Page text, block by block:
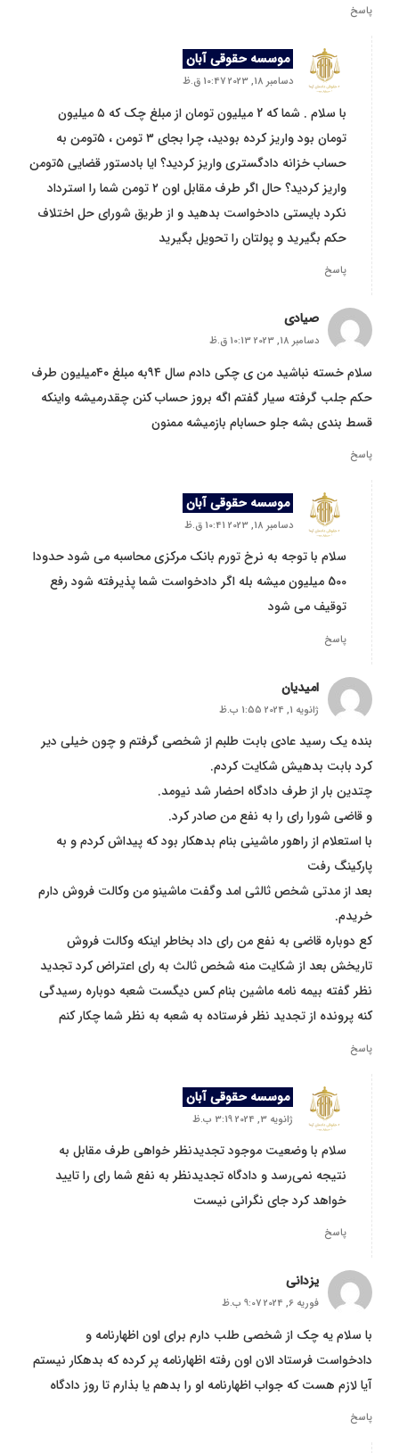
پاسخ
موسسه حقوقی آبان
دسامبر 18, 2023 10:47 ق.ظ
با سلام . شما که 2 میلیون تومان از مبلغ چک که ۵ میلیون
تومان بود واریز کرده بودید، چرا بجای ۳ تومن ، ۵تومن به
حساب خزانه دادگستری واریز کردید؟ ایا بادستور قضایی ۵تومن
واریز کردید؟ حال اگر طرف مقابل اون ۲ تومن شما را استرداد
نکرد بایستی دادخواست بدهید و از طریق شورای حل اختلاف
حکم بگیرید و پولتان را تحویل بگیرید
پاسخ
صیادی
دسامبر 18, 2023 10:13 ق.ظ
سلام خسته نباشید من ی چکی دادم سال ۹۴به مبلغ ۴۰میلیون طرف
حکم جلب گرفته سیار گفتم اگه بروز حساب کنن چقدرمیشه واینکه
قسط بندی بشه جلو حسابام بازمیشه ممنون
پاسخ
موسسه حقوقی آبان
دسامبر 18, 2023 10:41 ق.ظ
سلام با توجه به نرخ تورم بانک مرکزی محاسبه می شود حدودا
500 میلیون میشه بله اگر دادخواست شما پذیرفته شود رفع
توقیف می شود
پاسخ
امیدیان
ژانویه 1, 2024 1:55 ب.ظ
بنده یک رسید عادی بابت طلبم از شخصی گرفتم و چون خیلی دیر
کرد بابت بدهیش شکایت کردم.
چتدین بار از طرف دادگاه احضار شد نیومد.
و قاضی شورا رای را به نفع من صادر کرد.
با استعلام از راهور ماشینی بنام بدهکار بود که پیداش کردم و به
پارکینگ رفت
بعد از مدتی شخص ثالثی امد وگفت ماشینو من وکالت فروش دارم
خریدم.
کع دوباره قاضی به نفع من رای داد بخاطر اینکه وکالت فروش
تاریخش بعد از شکایت منه شخص ثالث به رای اعتراض کرد تجدید
نظر گفته بیمه نامه ماشین بنام کس دیگست شعبه دوباره رسیدگی
کنه پرونده از تجدید نظر فرستاده به شعبه به نظر شما چکار کنم
پاسخ
موسسه حقوقی آبان
ژانویه 3, 2024 3:19 ب.ظ
سلام با وضعیت موجود تجدیدنظر خواهی طرف مقابل به
نتیجه نمی‌رسد و دادگاه تجدیدنظر به نفع شما رای را تایید
خواهد کرد جای نگرانی نیست
پاسخ
یزدانی
فوریه 6, 2024 9:07 ب.ظ
با سلام یه چک از شخصی طلب دارم برای اون اظهارنامه و
دادخواست فرستاد الان اون رفته اظهارنامه پر کرده که بدهکار نیستم
آیا لازم هست که جواب اظهارنامه او را بدهم یا بذارم تا روز دادگاه
پاسخ